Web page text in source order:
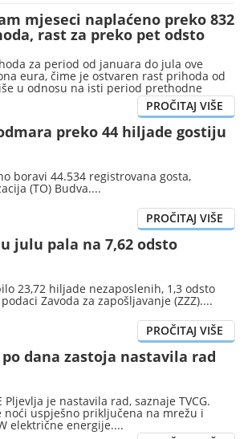
mjeseci naplaćeno preko 832
rast za preko pet odsto
za period od januara do jula ove
eura, čime je ostvaren rast prihoda od
u odnosu na isti period prethodne
preko 44 hiljade gostiju
boravi 44.534 registrovana gosta,
(TO) Budva.
julu pala na 7,62 odsto
23,72 hiljade nezaposlenih, 1,3 odsto
Zavoda za zapošljavanje (ZZZ).
dana zastoja nastavila rad
je nastavila rad, saznaje TVCG.
uspješno priključena na mrežu i
električne energije.